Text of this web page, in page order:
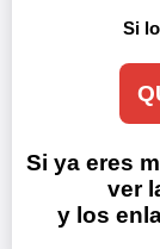
Si
Si ya eres
ver
y los